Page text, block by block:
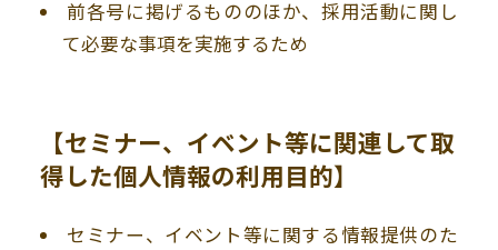
前各号に掲げるもののほか、採用活動に関し
て必要な事項を実施するため
【セミナー、イベント等に関連して取
得した個人情報の利用目的】
セミナー、イベント等に関する情報提供のた